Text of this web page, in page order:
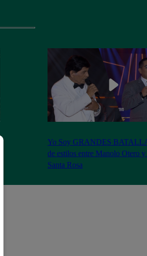
Yo Soy GRANDES
de estilos entre Manolo Otero
Santa Rosa